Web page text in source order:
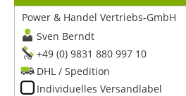
Power & Handel Vertriebs-GmbH
Sven Berndt
+49 (0) 9831 880 997 10
DHL / Spedition
Individuelles Versandlabel